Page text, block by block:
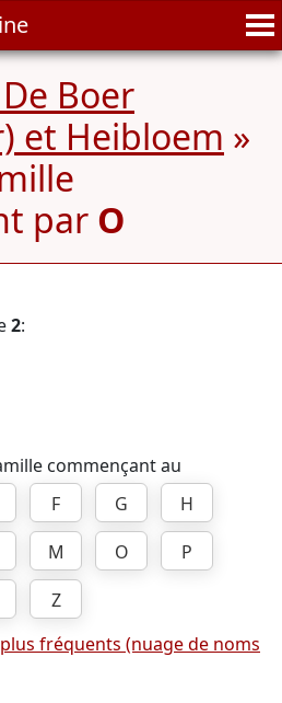
Boer
et Heibloem »
par O
2:
commençant au
F G
H
M O
P
Z
fréquents (nuage de noms